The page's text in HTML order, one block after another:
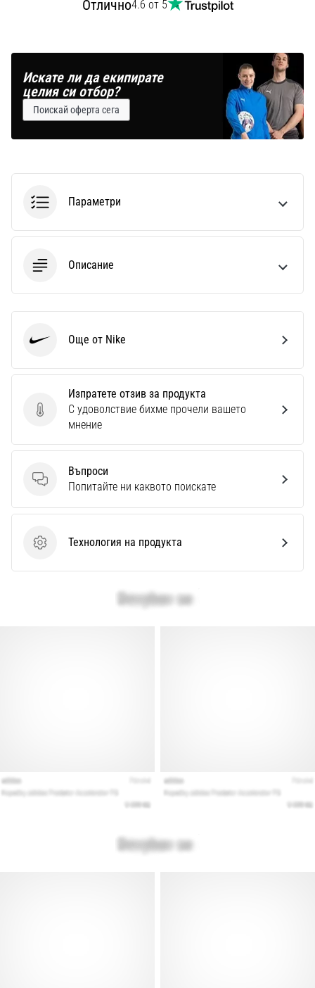
Отлично4.6 от 5
Искате ли да екипирате
целия си отбор?
Поискай оферта сега
Параметри
Описание
Изпратете отзив за продукта
Изпратете отзив за продукта
С удоволствие бихме прочели вашето
мнение
Въпроси
Въпроси
Попитайте ни каквото поискате
Технология на продукта
Технология на продукта
Още от Nike